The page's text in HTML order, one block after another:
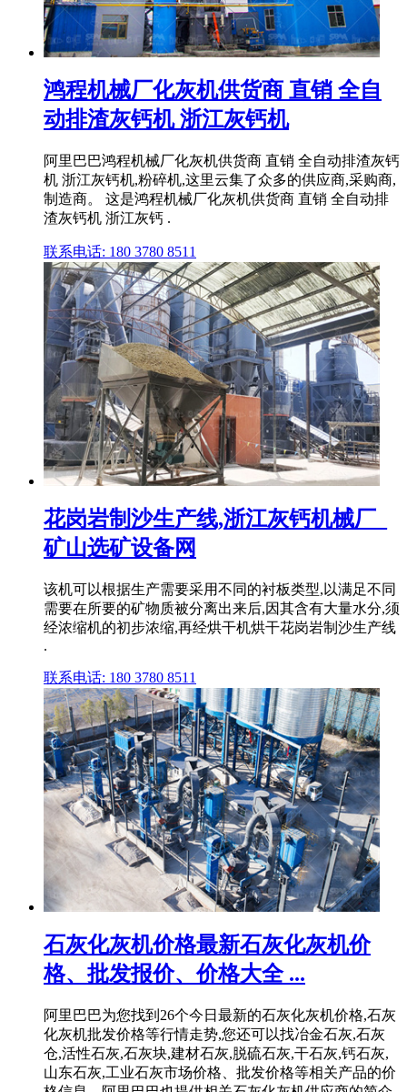
鸿程机械厂化灰机供货商 直销 全自
动排渣灰钙机 浙江灰钙机
阿里巴巴鸿程机械厂化灰机供货商 直销 全自动排渣灰钙
机 浙江灰钙机,粉碎机,这里云集了众多的供应商,采购商,
制造商。 这是鸿程机械厂化灰机供货商 直销 全自动排
渣灰钙机 浙江灰钙 .
联系电话: 180 3780 8511
花岗岩制沙生产线,浙江灰钙机械厂_
矿山选矿设备网
该机可以根据生产需要采用不同的衬板类型,以满足不同
需要在所要的矿物质被分离出来后,因其含有大量水分,须
经浓缩机的初步浓缩,再经烘干机烘干花岗岩制沙生产线
.
联系电话: 180 3780 8511
石灰化灰机价格最新石灰化灰机价
格、批发报价、价格大全 ...
阿里巴巴为您找到26个今日最新的石灰化灰机价格,石灰
化灰机批发价格等行情走势,您还可以找冶金石灰,石灰
仓,活性石灰,石灰块,建材石灰,脱硫石灰,干石灰,钙石灰,
山东石灰,工业石灰市场价格、批发价格等相关产品的价